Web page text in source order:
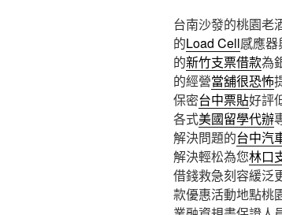
台南沙發的桃園老
的Load Cell感應
的新竹支票借款為
的經營當舖很恐怖
保密台中票貼好評
各式美國留學代辦
解決問題的台中汽
解決輕松為您林口
借錢救急刻容緩泛
款優惠活動地點桃